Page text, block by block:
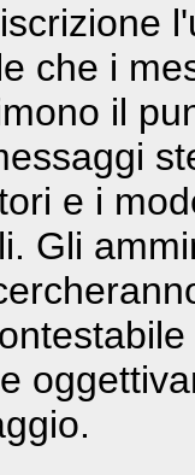
che i
il
e i
Gli